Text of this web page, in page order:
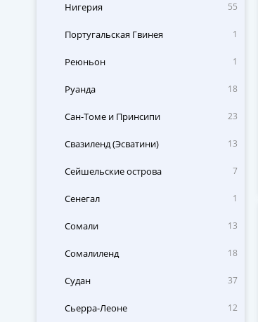
Нигерия 55
Португальская Гвинея 1
Реюньон 1
Руанда 18
Сан-Томе и Принсипи 23
Свазиленд (Эсватини) 13
Сейшельские острова 7
Сенегал 1
Сомали 13
Сомалиленд 18
Судан 37
Сьерра-Леоне 12